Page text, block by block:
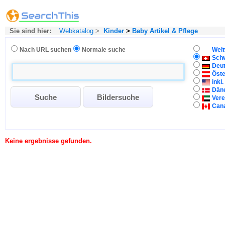
Sie sind hier: Webkatalog > Kinder > Baby Artikel & Pflege
Nach URL suchen Normale suche
inkl.
Keine ergebnisse gefunden.